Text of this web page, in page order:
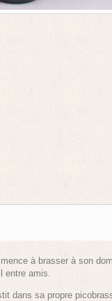
à brasser à son
entre amis.
dans sa propre